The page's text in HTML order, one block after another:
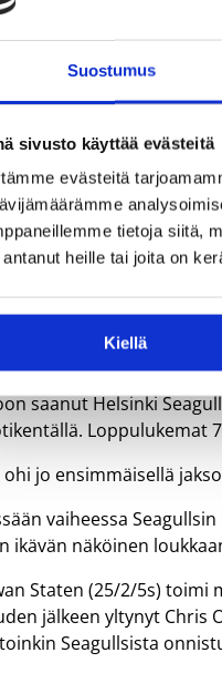
Suostumus
sivusto käyttää evästeitä
evästeitä
tietoja siitä,
antanut heille tai joita on
Kiellä
saanut Helsinki
Loppulukemat
jo ensimmäisellä
vaiheessa
ikävän näköinen
Staten (25/2/5s)
jälkeen yltynyt
Seagullsista